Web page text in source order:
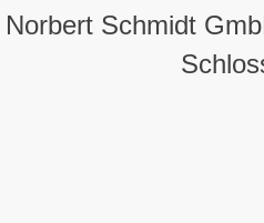
Norbert Schmidt